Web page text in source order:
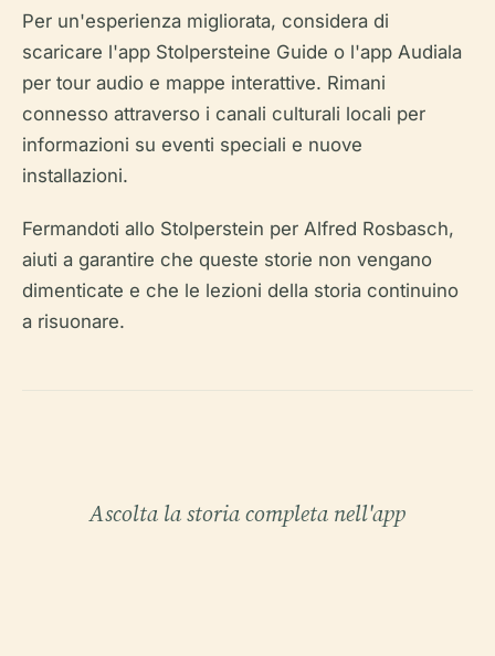
Per un'esperienza migliorata, considera di
scaricare l'app Stolpersteine Guide o l'app Audiala
per tour audio e mappe interattive. Rimani
connesso attraverso i canali culturali locali per
informazioni su eventi speciali e nuove
installazioni.
Fermandoti allo Stolperstein per Alfred Rosbasch,
aiuti a garantire che queste storie non vengano
dimenticate e che le lezioni della storia continuino
a risuonare.
Ascolta la storia completa nell'app